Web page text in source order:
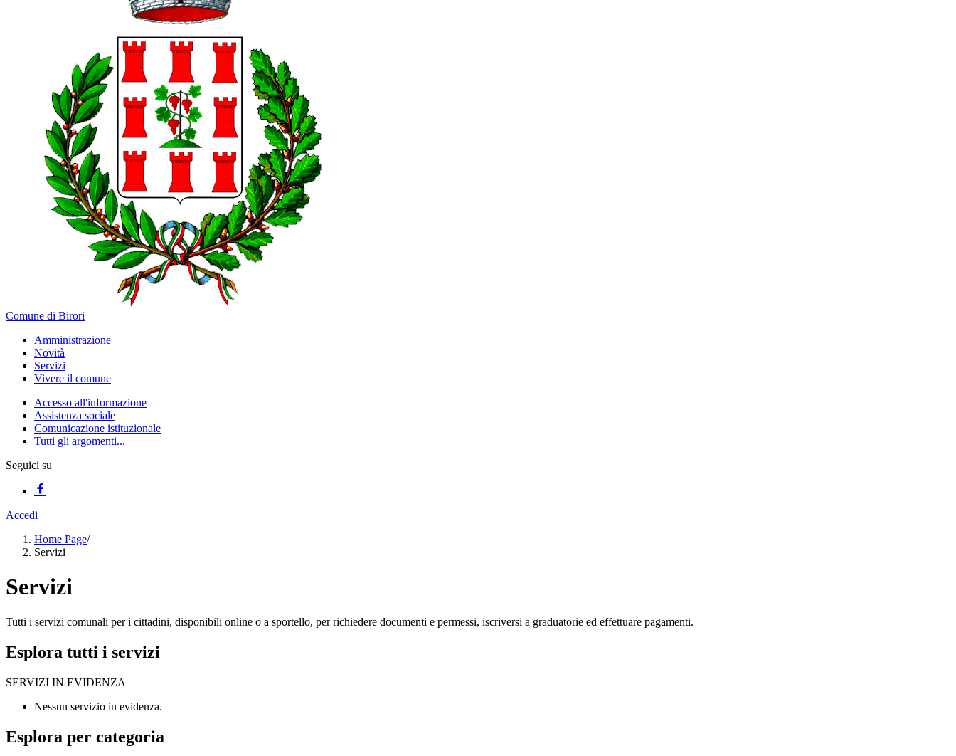
Comune di Birori
Amministrazione
Novità
Servizi
Vivere il comune
Accesso all'informazione
Assistenza sociale
Comunicazione istituzionale
Tutti gli argomenti...
Seguici su
Accedi
Home Page/
Servizi
Servizi
Tutti i servizi comunali per i cittadini, disponibili online o a sportello, per richiedere documenti e permessi, iscriversi a graduatorie ed effettuare pagamenti.
Esplora tutti i servizi
SERVIZI IN EVIDENZA
Nessun servizio in evidenza.
Esplora per categoria